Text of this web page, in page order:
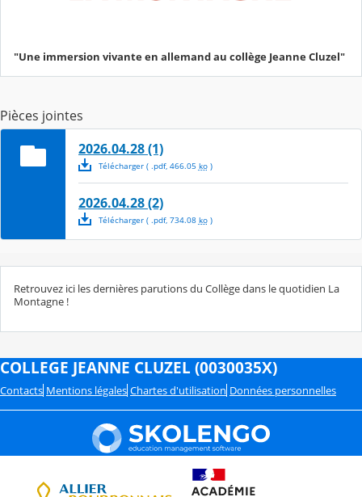
"Une immersion vivante en allemand au collège Jeanne Cluzel"
Pièces jointes
2026.04.28 (1)
Télécharger( .pdf, 466.05 ko)
2026.04.28 (2)
Télécharger( .pdf, 734.08 ko)
Retrouvez ici les dernières parutions du Collège dans le quotidien La
Montagne !
COLLEGE JEANNE CLUZEL (0030035X)
Contacts Mentions légales Chartes d'utilisation Données personnelles